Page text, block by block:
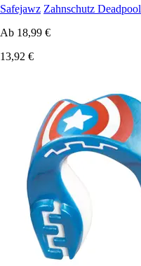
Safejawz Zahnschutz Deadpool
Ab 18,99 €
13,92 €